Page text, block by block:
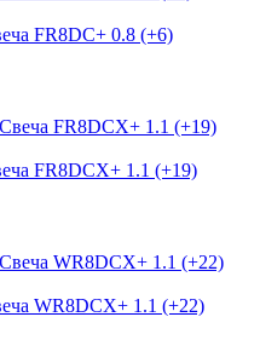
FR8DC+ 0.8 (+6)
FR8DCX+ 1.1 (+19)
WR8DCX+ 1.1 (+22)